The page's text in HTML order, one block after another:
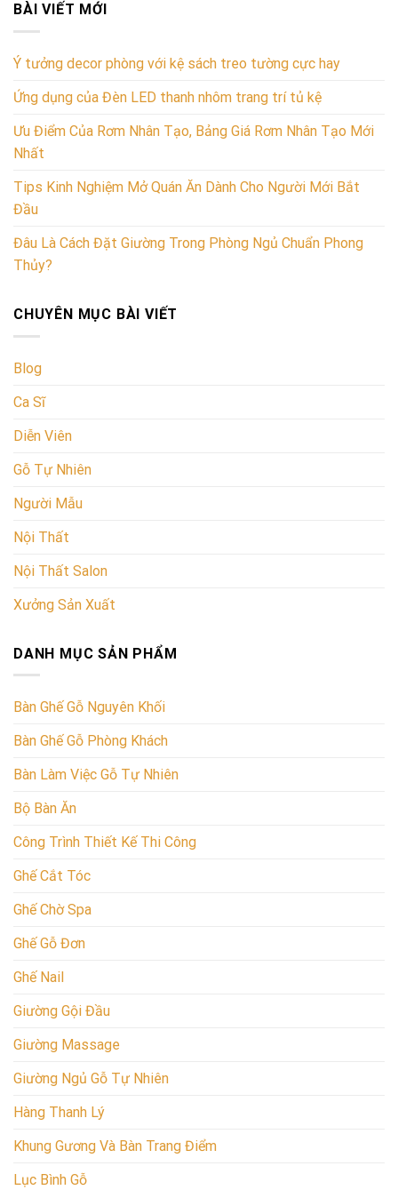
BÀI VIẾT MỚI
Ý tưởng decor phòng với kệ sách treo tường cực hay
Ứng dụng của Đèn LED thanh nhôm trang trí tủ kệ
Ưu Điểm Của Rơm Nhân Tạo, Bảng Giá Rơm Nhân Tạo Mới
Nhất
Tips Kinh Nghiệm Mở Quán Ăn Dành Cho Người Mới Bắt
Đầu
Đâu Là Cách Đặt Giường Trong Phòng Ngủ Chuẩn Phong
Thủy?
CHUYÊN MỤC BÀI VIẾT
Blog
Ca Sĩ
Diễn Viên
Gỗ Tự Nhiên
Người Mẫu
Nội Thất
Nội Thất Salon
Xưởng Sản Xuất
DANH MỤC SẢN PHẨM
Bàn Ghế Gỗ Nguyên Khối
Bàn Ghế Gỗ Phòng Khách
Bàn Làm Việc Gỗ Tự Nhiên
Bộ Bàn Ăn
Công Trình Thiết Kế Thi Công
Ghế Cắt Tóc
Ghế Chờ Spa
Ghế Gỗ Đơn
Ghế Nail
Giường Gội Đầu
Giường Massage
Giường Ngủ Gỗ Tự Nhiên
Hàng Thanh Lý
Khung Gương Và Bàn Trang Điểm
Lục Bình Gỗ